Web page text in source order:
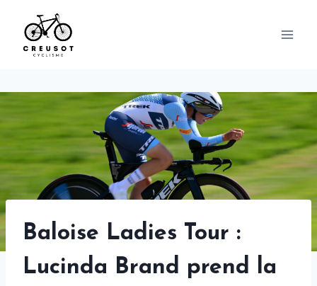
content
Baloise Ladies Tour :
Lucinda Brand prend la